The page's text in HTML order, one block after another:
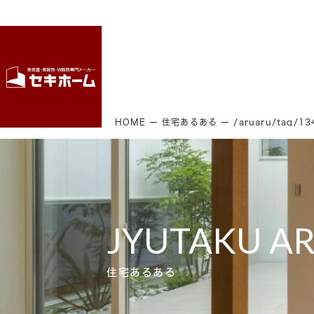
HOME 住宅あるある /aruaru/tag/
JYUTAKU
住宅あるある